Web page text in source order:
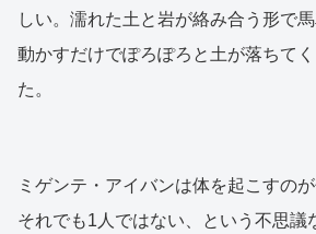
しい。濡れた土と岩が絡み合う形で
動かすだけでぽろぽろと土が落ちて
た。
ミゲンテ・アイバンは体を起こすの
それでも1人ではない、という不思議